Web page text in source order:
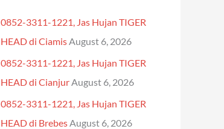
f
o
r
:
0852-3311-1221, Jas Hujan TIGER
HEAD di CiamisAugust 6, 2026
0852-3311-1221, Jas Hujan TIGER
HEAD di CianjurAugust 6, 2026
0852-3311-1221, Jas Hujan TIGER
HEAD di BrebesAugust 6, 2026